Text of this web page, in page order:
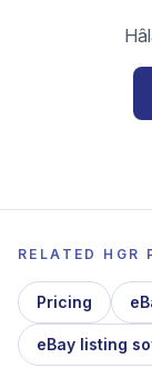
RELATED HGR
Pricing
eBay listing